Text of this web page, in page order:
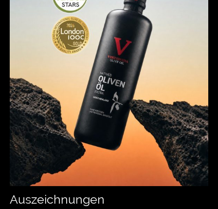
Auszeichnungen